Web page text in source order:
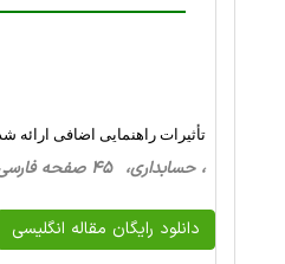
تأثیرات راهنمایی اضافی ارائه
، حسابداری، 45 صفحه فارسی تایپ شده ، 197 کیلو بایت WORD
دانلود رایگان مقاله انگلیسی